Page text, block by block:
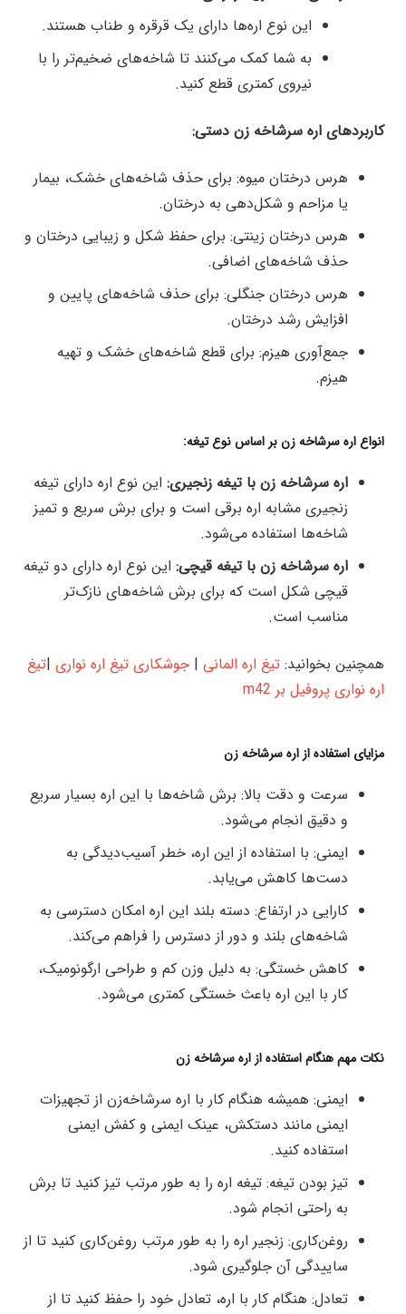
این نوع اره‌ها دارای یک قرقره و طناب هستند.
به شما کمک می‌کنند تا شاخه‌های ضخیم‌تر را با
نیروی کمتری قطع کنید.
کاربردهای اره سرشاخه زن دستی:
هرس درختان میوه: برای حذف شاخه‌های خشک، بیمار
یا مزاحم و شکل‌دهی به درختان.
هرس درختان زینتی: برای حفظ شکل و زیبایی درختان و
حذف شاخه‌های اضافی.
هرس درختان جنگلی: برای حذف شاخه‌های پایین و
افزایش رشد درختان.
جمع‌آوری هیزم: برای قطع شاخه‌های خشک و تهیه
هیزم.
انواع اره سرشاخه زن بر اساس نوع تیغه:
اره سرشاخه زن با تیغه زنجیری: این نوع اره دارای تیغه
زنجیری مشابه اره برقی است و برای برش سریع و تمیز
شاخه‌ها استفاده می‌شود.
اره سرشاخه زن با تیغه قیچی: این نوع اره دارای دو تیغه
قیچی شکل است که برای برش شاخه‌های نازک‌تر
مناسب است.
همچنین بخوانید: تیغ اره المانی | جوشکاری تیغ اره نواری |تیغ
اره نواری پروفیل بر m42
مزایای استفاده از اره سرشاخه‌ زن
سرعت و دقت بالا: برش شاخه‌ها با این اره بسیار سریع
و دقیق انجام می‌شود.
ایمنی: با استفاده از این اره، خطر آسیب‌دیدگی به
دست‌ها کاهش می‌یابد.
کارایی در ارتفاع: دسته بلند این اره امکان دسترسی به
شاخه‌های بلند و دور از دسترس را فراهم می‌کند.
کاهش خستگی: به دلیل وزن کم و طراحی ارگونومیک،
کار با این اره باعث خستگی کمتری می‌شود.
نکات مهم هنگام استفاده از اره سرشاخه‌ زن
ایمنی: همیشه هنگام کار با اره سرشاخه‌زن از تجهیزات
ایمنی مانند دستکش، عینک ایمنی و کفش ایمنی
استفاده کنید.
تیز بودن تیغه: تیغه اره را به طور مرتب تیز کنید تا برش
به راحتی انجام شود.
روغن‌کاری: زنجیر اره را به طور مرتب روغن‌کاری کنید تا از
ساییدگی آن جلوگیری شود.
تعادل: هنگام کار با اره، تعادل خود را حفظ کنید تا از